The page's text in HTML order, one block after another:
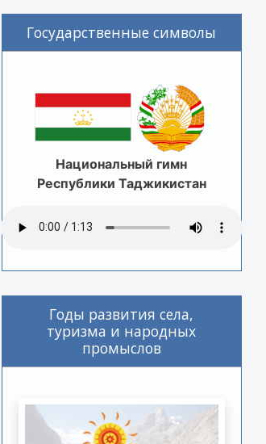
Государственные символы
Национальный гимн
Республики Таджикистан
Годы развития села,
туризма и народных
промыслов